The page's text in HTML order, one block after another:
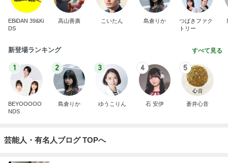
EBiDAN 39&Ki
DS
高山善廣 こいたん 島倉りか
つばきファク
トリー
新登場ランキング すべて見る
1
BEYOOOOO
NDS
2
島倉りか
3
ゆうこりん
4
石 安伊
5
蒼井心音
芸能人・有名人ブログ TOPへ